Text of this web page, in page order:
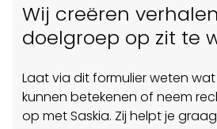
Wij creëren
doelgroep op zit te
Laat via dit formulier weten
kunnen betekenen of neem
op met Saskia. Zij helpt je